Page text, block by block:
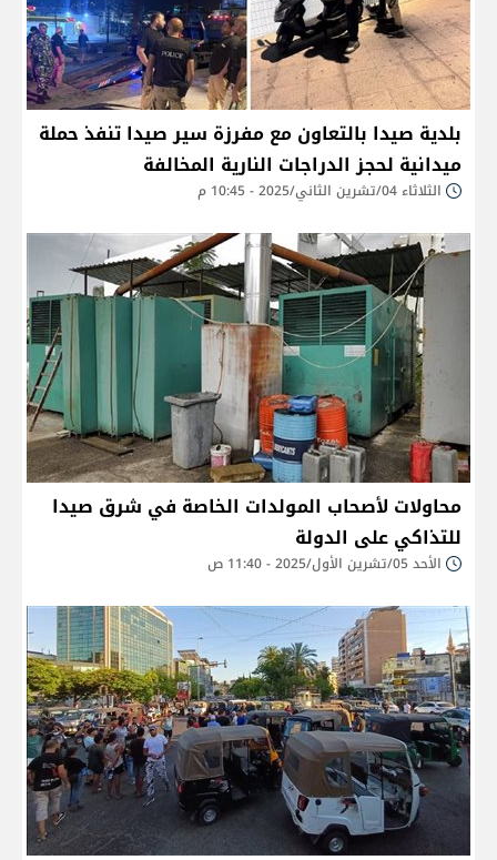
بلدية صيدا بالتعاون مع مفرزة سير صيدا تنفذ حملة
ميدانية لحجز الدراجات النارية المخالفة
الثلاثاء 04/تشرين الثاني/2025 - 10:45 م
محاولات لأصحاب المولدات الخاصة في شرق صيدا
للتذاكي على الدولة
الأحد 05/تشرين الأول/2025 - 11:40 ص